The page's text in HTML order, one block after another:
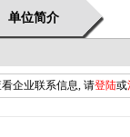
单位简介
企业联系信息, 请登陆或